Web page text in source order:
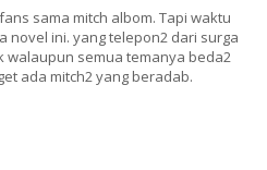
sama mitch albom. Tapi waktu
novel ini. yang telepon2 dari surga
walaupun semua temanya beda2
ada mitch2 yang beradab.